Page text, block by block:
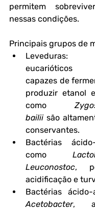
permitem
nessas condições.
Principais grupos de
Leveduras:
eucarióticos
capazes de
produzir etanol
como
bailii são
conservantes.
Bactérias
como
Leuconostoc,
acidificação e
Bactérias ácido-
Acetobacter,